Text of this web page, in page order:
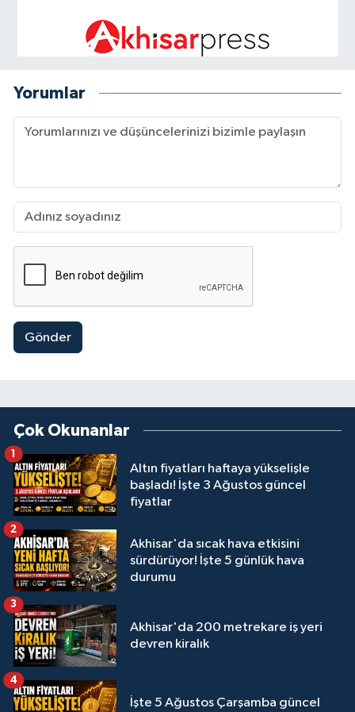
Yorumlar
Gönder
Çok Okunanlar
Altın fiyatları haftaya yükselişle
başladı! İşte 3 Ağustos güncel
fiyatlar
1
Akhisar'da sıcak hava etkisini
sürdürüyor! İşte 5 günlük hava
durumu
2
Akhisar'da 200 metrekare iş yeri
devren kiralık
3
İşte 5 Ağustos Çarşamba güncel
4